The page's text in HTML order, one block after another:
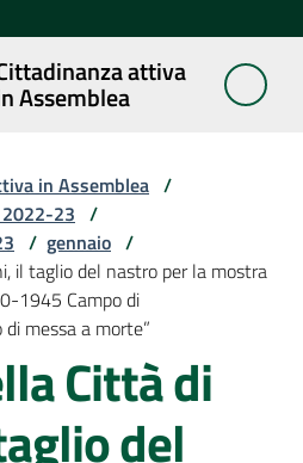
attiva
Assemblea
in Assemblea /
23 /
/ gennaio /
il taglio del nastro per la mostra
1945 Campo di
messa a morte”
Città di
del